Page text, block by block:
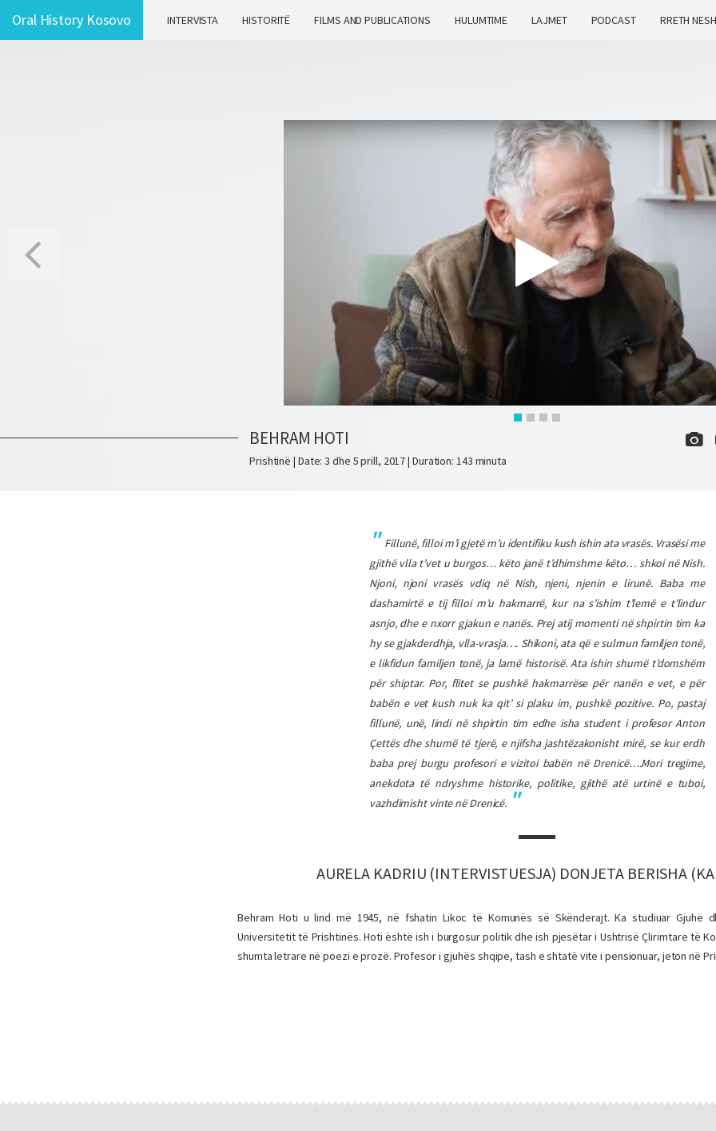
Oral History Kosovo INTERVISTA HISTORITË FILMS AND PUBLICATIONS HULUMTIME LAJMET PODCAST RRETH NESH
BEHRAM HOTI
Prishtinë | Date: 3 dhe 5 prill, 2017 | Duration: 143 minuta
Fillunë, filloi m’i gjetë m’u identifiku kush ishin ata vrasës. Vrasësi me
gjithë vlla t’vet u burgos… këto janë t’dhimshme këto… shkoi në Nish.
Njoni, njoni vrasës vdiq në Nish, njeni, njenin e lirunë. Baba me
dashamirtë e tij filloi m’u hakmarrë, kur na s’ishim t’lemë e t’lindur
asnjo, dhe e nxorr gjakun e nanës. Prej atij momenti në shpirtin tim ka
hy se gjakderdhja, vlla-vrasja…. Shikoni, ata që e sulmun familjen tonë,
e likfidun familjen tonë, ja lamë historisë. Ata ishin shumë t’domshëm
për shiptar. Por, flitet se pushkë hakmarrëse për nanën e vet, e për
babën e vet kush nuk ka qit’ si plaku im, pushkë pozitive. Po, pastaj
fillunë, unë, lindi në shpirtin tim edhe isha student i profesor Anton
Çettës dhe shumë të tjerë, e njifsha jashtëzakonisht mirë, se kur erdh
baba prej burgu profesori e vizitoi babën në Drenicë….Mori tregime,
anekdota të ndryshme historike, politike, gjithë atë urtinë e tuboi,
vazhdimisht vinte në Drenicë.
AURELA KADRIU (INTERVISTUESJA) DONJETA BERISHA
Behram Hoti u lind më 1945, në fshatin Likoc të Komunës së Skënderajt. Ka studiuar Gjuhë
Universitetit të Prishtinës. Hoti është ish i burgosur politik dhe ish pjesëtar i Ushtrisë Çlirimtare të
shumta letrare në poezi e prozë. Profesor i gjuhës shqipe, tash e shtatë vite i pensionuar, jeton në